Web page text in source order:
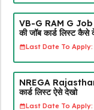
VB-G RAM G Job
की जॉब कार्ड लिस्ट कैसे
Last Date To Apply:
NREGA
कार्ड लिस्ट ऐसे देखो
Last Date To Apply: